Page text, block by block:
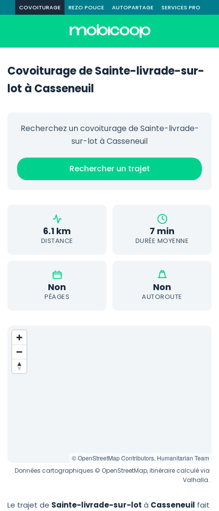
COVOITURAGE REZO POUCE AUTOPARTAGE SERVICES PRO
Covoiturage de Sainte-livrade-sur-
lot à Casseneuil
Recherchez un covoiturage de Sainte-livrade-
sur-lot à Casseneuil
Rechercher un trajet
6.1 km
DISTANCE
7 min
DURÉE MOYENNE
Non
PÉAGES
Non
AUTOROUTE
© OpenStreetMap Contributors, Humanitarian Team
Données cartographiques © OpenStreetMap, itinéraire calculé via
Valhalla.
Le trajet de Sainte-livrade-sur-lot à Casseneuil fait